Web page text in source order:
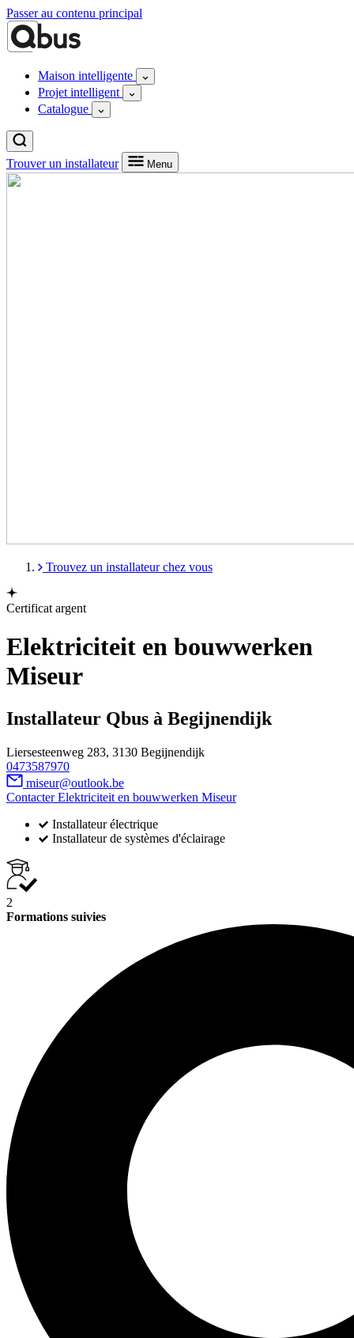
Passer au contenu principal
Maison intelligente
Projet intelligent
Catalogue
Trouver un installateur Menu
Trouvez un installateur chez vous
Certificat argent
Elektriciteit en bouwwerken
Miseur
Installateur Qbus à Begijnendijk
Liersesteenweg 283, 3130 Begijnendijk
0473587970
miseur@outlook.be
Contacter Elektriciteit en bouwwerken Miseur
Installateur électrique
Installateur de systèmes d'éclairage
2
Formations suivies